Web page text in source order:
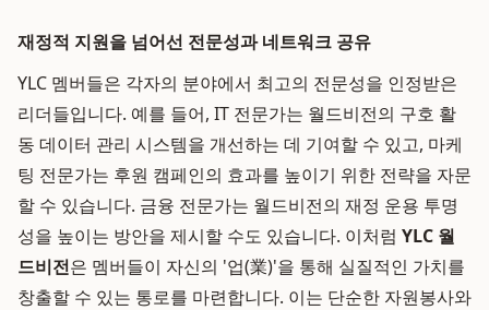
재정적 지원을 넘어선 전문성과 네트워크 공유
YLC 멤버들은 각자의 분야에서 최고의 전문성을 인정받은
리더들입니다. 예를 들어, IT 전문가는 월드비전의 구호 활
동 데이터 관리 시스템을 개선하는 데 기여할 수 있고, 마케
팅 전문가는 후원 캠페인의 효과를 높이기 위한 전략을 자문
할 수 있습니다. 금융 전문가는 월드비전의 재정 운용 투명
성을 높이는 방안을 제시할 수도 있습니다. 이처럼 YLC 월
드비전은 멤버들이 자신의 '업(業)'을 통해 실질적인 가치를
창출할 수 있는 통로를 마련합니다. 이는 단순한 자원봉사와